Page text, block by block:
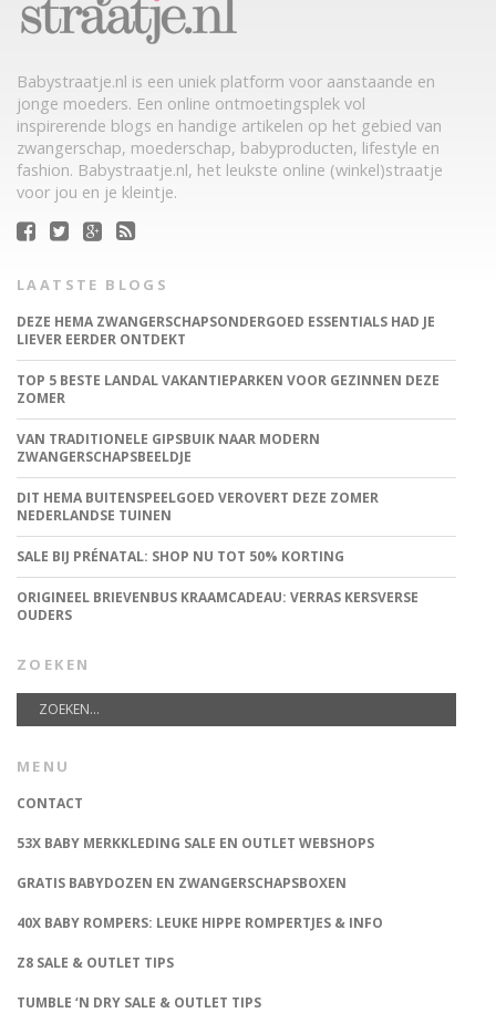
Babystraatje.nl is een uniek platform voor aanstaande en
jonge moeders. Een online ontmoetingsplek vol
inspirerende blogs en handige artikelen op het gebied van
zwangerschap, moederschap, babyproducten, lifestyle en
fashion. Babystraatje.nl, het leukste online (winkel)straatje
voor jou en je kleintje.
LAATSTE BLOGS
DEZE HEMA ZWANGERSCHAPSONDERGOED ESSENTIALS HAD JE
LIEVER EERDER ONTDEKT
TOP 5 BESTE LANDAL VAKANTIEPARKEN VOOR GEZINNEN DEZE
ZOMER
VAN TRADITIONELE GIPSBUIK NAAR MODERN
ZWANGERSCHAPSBEELDJE
DIT HEMA BUITENSPEELGOED VEROVERT DEZE ZOMER
NEDERLANDSE TUINEN
SALE BIJ PRÉNATAL: SHOP NU TOT 50% KORTING
ORIGINEEL BRIEVENBUS KRAAMCADEAU: VERRAS KERSVERSE
OUDERS
ZOEKEN
MENU
CONTACT
53X BABY MERKKLEDING SALE EN OUTLET WEBSHOPS
GRATIS BABYDOZEN EN ZWANGERSCHAPSBOXEN
40X BABY ROMPERS: LEUKE HIPPE ROMPERTJES & INFO
Z8 SALE & OUTLET TIPS
TUMBLE ‘N DRY SALE & OUTLET TIPS